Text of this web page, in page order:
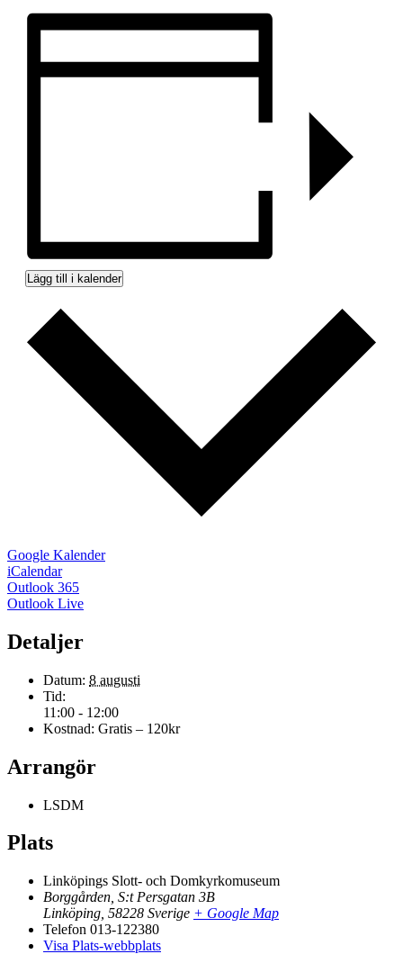
Lägg till i kalender
Google Kalender
iCalendar
Outlook 365
Outlook Live
Detaljer
Datum: 8 augusti
Tid:
11:00 - 12:00
Kostnad: Gratis – 120kr
Arrangör
LSDM
Plats
Linköpings Slott- och Domkyrkomuseum
Borggården, S:t Persgatan 3B
Linköping 58228 Sverige + Google Map
Telefon 013-122380
Visa Plats-webbplats